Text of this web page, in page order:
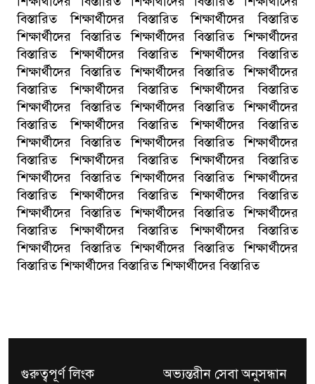
বিস্তারিত শিক্ষার্থীদের বিস্তারিত শিক্ষার্থীদের বিস্তারিত
শিক্ষার্থীদের বিস্তারিত শিক্ষার্থীদের বিস্তারিত শিক্ষার্থীদের
বিস্তারিত শিক্ষার্থীদের বিস্তারিত শিক্ষার্থীদের বিস্তারিত
শিক্ষার্থীদের বিস্তারিত শিক্ষার্থীদের বিস্তারিত শিক্ষার্থীদের
বিস্তারিত শিক্ষার্থীদের বিস্তারিত শিক্ষার্থীদের বিস্তারিত
শিক্ষার্থীদের বিস্তারিত শিক্ষার্থীদের বিস্তারিত শিক্ষার্থীদের
বিস্তারিত শিক্ষার্থীদের বিস্তারিত শিক্ষার্থীদের বিস্তারিত
শিক্ষার্থীদের বিস্তারিত শিক্ষার্থীদের বিস্তারিত শিক্ষার্থীদের
বিস্তারিত শিক্ষার্থীদের বিস্তারিত শিক্ষার্থীদের বিস্তারিত
শিক্ষার্থীদের বিস্তারিত শিক্ষার্থীদের বিস্তারিত শিক্ষার্থীদের
বিস্তারিত শিক্ষার্থীদের বিস্তারিত শিক্ষার্থীদের বিস্তারিত
শিক্ষার্থীদের বিস্তারিত শিক্ষার্থীদের বিস্তারিত শিক্ষার্থীদের
বিস্তারিত শিক্ষার্থীদের বিস্তারিত শিক্ষার্থীদের বিস্তারিত
শিক্ষার্থীদের বিস্তারিত শিক্ষার্থীদের বিস্তারিত শিক্ষার্থীদের
বিস্তারিত শিক্ষার্থীদের বিস্তারিত শিক্ষার্থীদের বিস্তারিত
গুরুত্বপূর্ণ লিংক অভ্যন্তরীন সেবা অনুসন্ধান